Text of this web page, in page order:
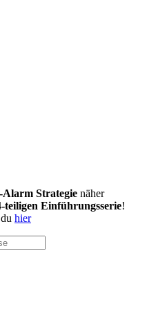
Strategie näher
teiligen Einführungsserie!
hier